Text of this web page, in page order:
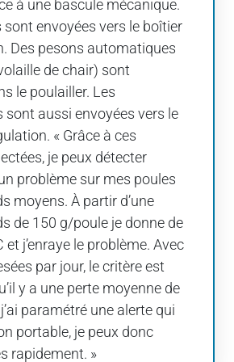
à une bascule mécanique.
sont envoyées vers le boîtier
Des pesons automatiques
de chair) sont
le poulailler. Les
aussi envoyées vers le
« Grâce à ces
je peux détecter
problème sur mes poules
moyens. À partir d’une
de 150 g/poule je donne de
et j’enraye le problème. Avec
par jour, le critère est
y a une perte moyenne de
paramétré une alerte qui
portable, je peux donc
rapidement. »